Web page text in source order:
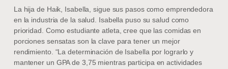
La hija de Haik, Isabella, sigue sus pasos como emprendedora
en la industria de la salud. Isabella puso su salud como
prioridad. Como estudiante atleta, cree que las comidas en
porciones sensatas son la clave para tener un mejor
rendimiento. “La determinación de Isabella por lograrlo y
mantener un GPA de 3,75 mientras participa en actividades